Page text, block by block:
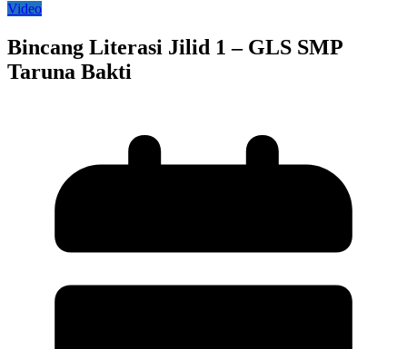
Video
Bincang Literasi Jilid 1 – GLS SMP
Taruna Bakti